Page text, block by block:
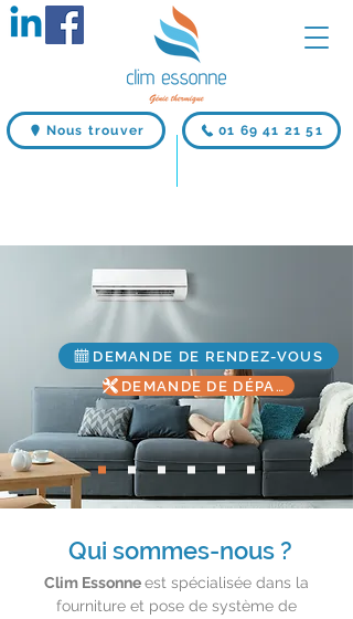
Nous trouver 01 69 41 21 51
DEMANDE DE RENDEZ-VOUS
DEMANDE DE DÉPANNAGE
Qui sommes-nous ?
Clim Essonneest spécialisée dans la
fourniture et pose de système de